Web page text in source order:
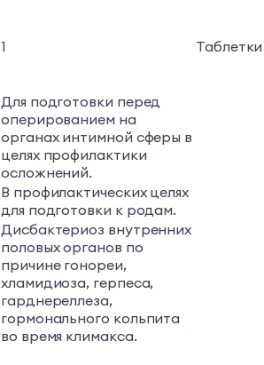
1 Таблетки
Для подготовки перед
оперированием на
органах интимной сферы в
целях профилактики
осложнений.
В профилактических целях
для подготовки к родам.
Дисбактериоз внутренних
половых органов по
причине гонореи,
хламидиоза, герпеса,
гарднереллеза,
гормонального кольпита
во время климакса.